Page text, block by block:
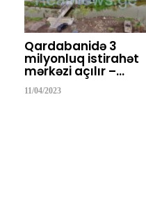
Qardabanidə 3
milyonluq istirahət
mərkəzi açılır –…
11/04/2023